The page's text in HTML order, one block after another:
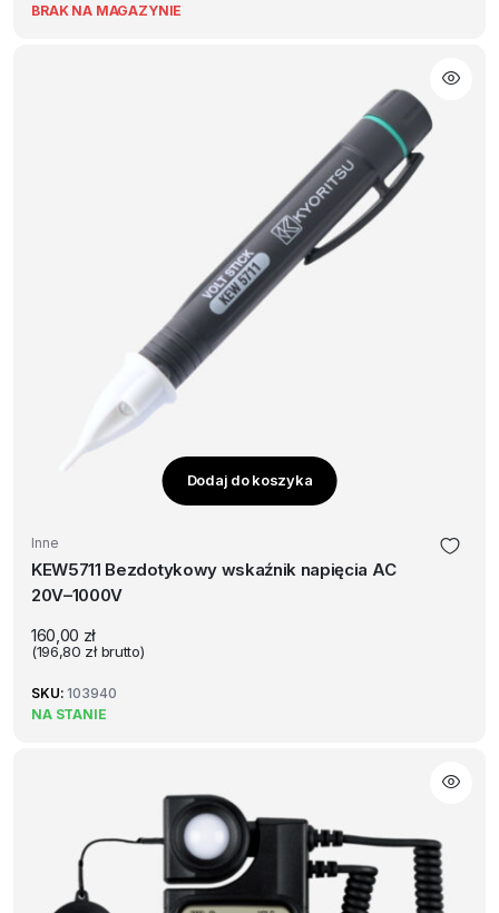
BRAK NA MAGAZYNIE
Dodaj do koszyka
Inne
KEW5711 Bezdotykowy wskaźnik napięcia AC
20V–1000V
160,00 zł
(196,80 złbrutto)
SKU: 103940
NA STANIE